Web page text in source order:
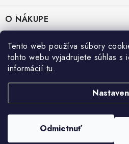
Tento web používa súbory
tohto webu vyjadrujete súhlas s
informácií tu.
Odmietnuť
e
VEJU s.r.o.
Janka Kráľa 1059/82
Nitra 94901
IČO: 54577161
IČ DPH: SK2121721426
+421 944 559 421
MAIL:veju@veju.sk
O NÁKUPE
Kontakty
PRÁVNE INFORMÁCIE
Obchodné podmienky
Ochrana osobných údajov
Odstúpenie od zmluvy
Copyright 2026 .